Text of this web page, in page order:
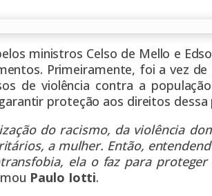
ministros Celso de Mello e
Primeiramente, foi a vez
de violência contra a
proteção aos direitos dessa
do racismo, da violência
a mulher. Então,
ela o faz para proteger
Paulo Iotti.